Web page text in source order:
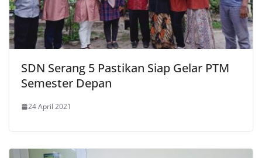
SDN Serang 5 Pastikan Siap Gelar PTM
Semester Depan
24 April 2021